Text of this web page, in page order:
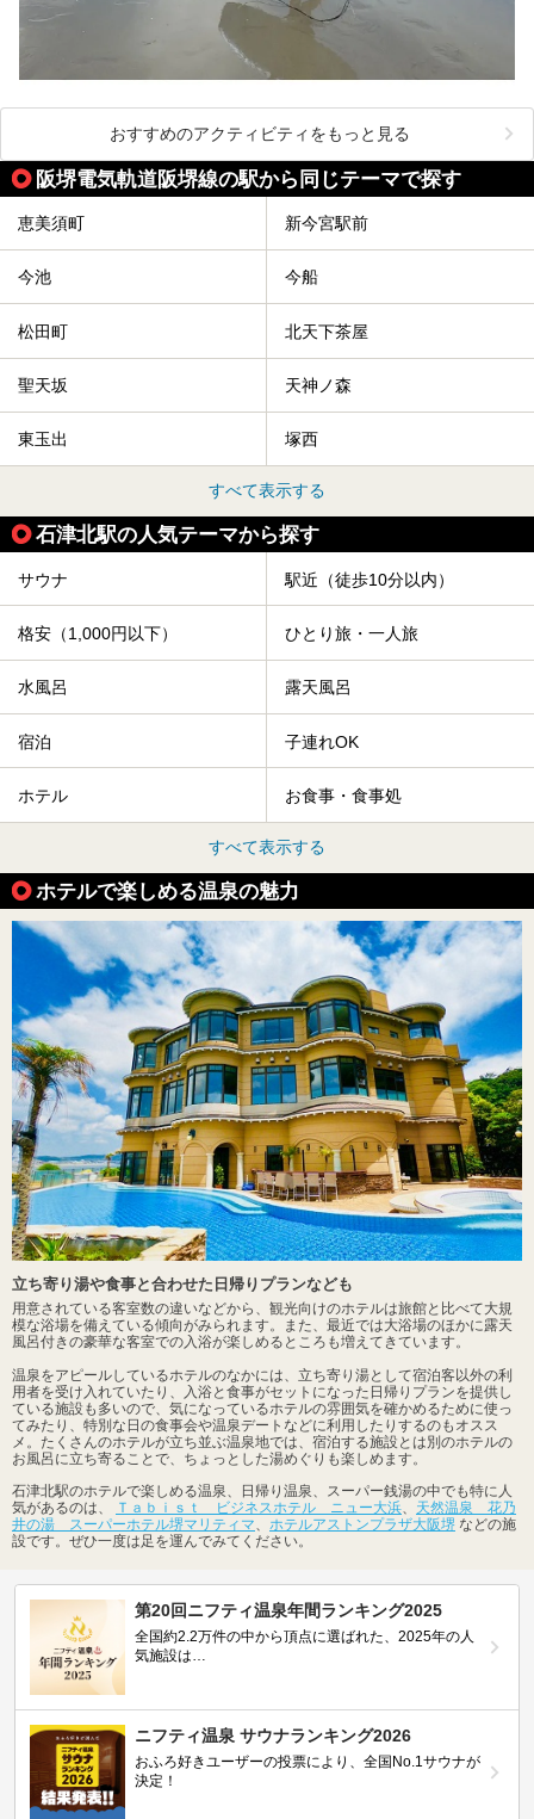
おすすめのアクティビティをもっと見る
阪堺電気軌道阪堺線の駅から同じテーマで探す
恵美須町 新今宮駅前
今池 今船
松田町 北天下茶屋
聖天坂 天神ノ森
東玉出 塚西
すべて表示する
石津北駅の人気テーマから探す
サウナ 駅近（徒歩10分以内）
格安（1,000円以下） ひとり旅・一人旅
水風呂 露天風呂
宿泊 子連れOK
ホテル お食事・食事処
すべて表示する
ホテルで楽しめる温泉の魅力
立ち寄り湯や食事と合わせた日帰りプランなども
用意されている客室数の違いなどから、観光向けのホテルは旅館と比べて大規
模な浴場を備えている傾向がみられます。また、最近では大浴場のほかに露天
風呂付きの豪華な客室での入浴が楽しめるところも増えてきています。
温泉をアピールしているホテルのなかには、立ち寄り湯として宿泊客以外の利
用者を受け入れていたり、入浴と食事がセットになった日帰りプランを提供し
ている施設も多いので、気になっているホテルの雰囲気を確かめるために使っ
てみたり、特別な日の食事会や温泉デートなどに利用したりするのもオスス
メ。たくさんのホテルが立ち並ぶ温泉地では、宿泊する施設とは別のホテルの
お風呂に立ち寄ることで、ちょっとした湯めぐりも楽しめます。
石津北駅のホテルで楽しめる温泉、日帰り温泉、スーパー銭湯の中でも特に人
気があるのは、
Ｔａｂｉｓｔ ビジネスホテル ニュー大浜
天然温泉 花乃
井の湯 スーパーホテル堺マリティマ
ホテルアストンプラザ大阪堺 などの施
設です。ぜひ一度は足を運んでみてください。
第20回ニフティ温泉年間ランキング2025
全国約2.2万件の中から頂点に選ばれた、2025年の人
気施設は…
ニフティ温泉 サウナランキング2026
おふろ好きユーザーの投票により、全国No.1サウナが
決定！